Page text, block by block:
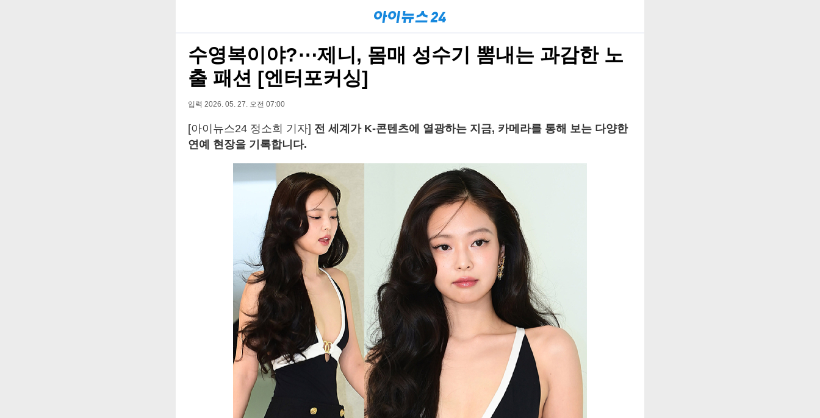
수영복이야?⋯제니, 몸매 성수기 뽐내는 과감한 노
출 패션 [엔터포커싱]
입력 2026. 05. 27. 오전 07:00
[아이뉴스24 정소희 기자] 전 세계가 K-콘텐츠에 열광하는 지금, 카메라를 통해 보는 다양한
연예 현장을 기록합니다.